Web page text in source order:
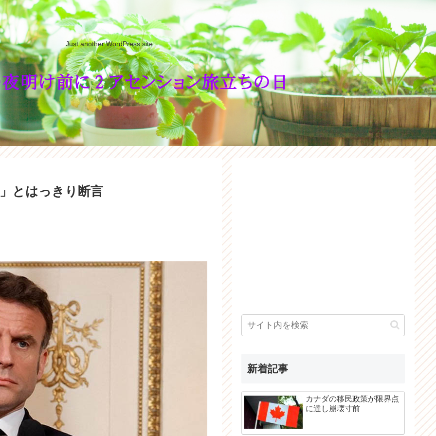
Just another WordPress site
とはっきり断言
新着記事
カナダの移民政策が限界点
に達し崩壊寸前